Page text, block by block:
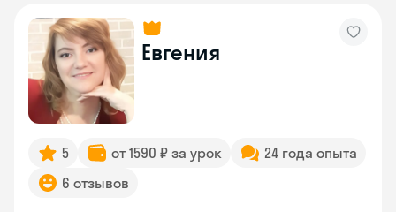
Евгения
5 от 1590 ₽ за урок
24 года опыта
6 отзывов